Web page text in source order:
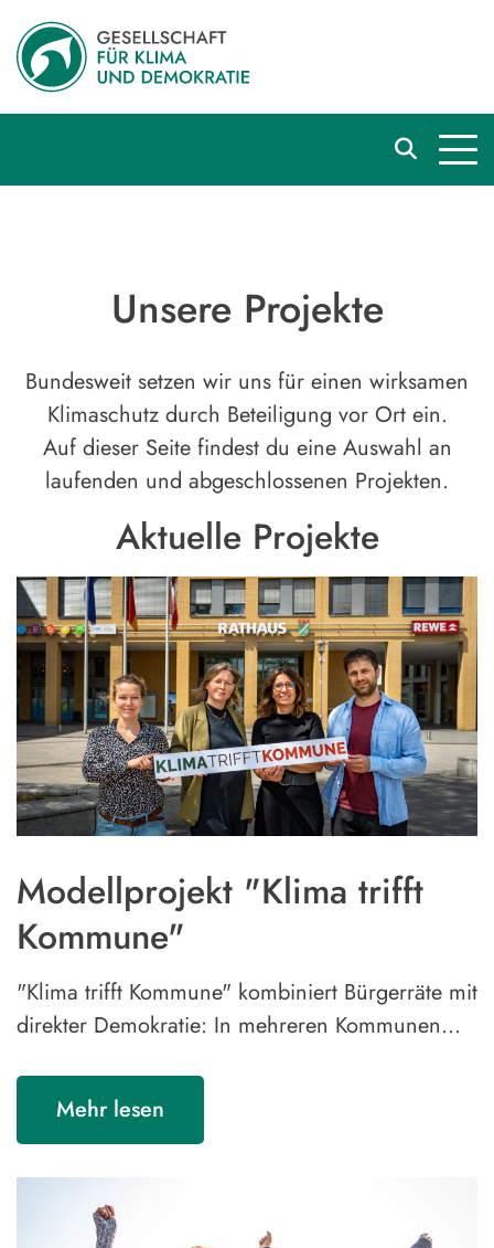
Unsere Projekte
Bundesweit setzen wir uns für einen wirksamen
Klimaschutz durch Beteiligung vor Ort ein.
Auf dieser Seite findest du eine Auswahl an
laufenden und abgeschlossenen Projekten.
Aktuelle Projekte
Modellprojekt "Klima trifft
Kommune"
"Klima trifft Kommune" kombiniert Bürgerräte mit
direkter Demokratie: In mehreren Kommunen…
Mehr lesen